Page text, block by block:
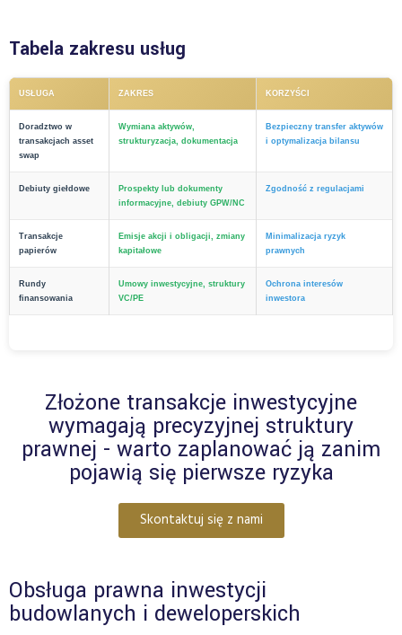
Tabela zakresu usług
USŁUGA ZAKRES KORZYŚCI
Doradztwo w
transakcjach asset
swap
Wymiana aktywów,
strukturyzacja, dokumentacja
Bezpieczny transfer aktywów
i optymalizacja bilansu
Debiuty giełdowe
Prospekty lub dokumenty
informacyjne, debiuty GPW/NC
Zgodność z regulacjami
Transakcje
papierów
Emisje akcji i obligacji, zmiany
kapitałowe
Minimalizacja ryzyk
prawnych
Rundy
finansowania
Umowy inwestycyjne, struktury
VC/PE
Ochrona interesów
inwestora
Złożone transakcje inwestycyjne
wymagają precyzyjnej struktury
prawnej - warto zaplanować ją zanim
pojawią się pierwsze ryzyka
Skontaktuj się z nami
Obsługa prawna inwestycji
budowlanych i deweloperskich